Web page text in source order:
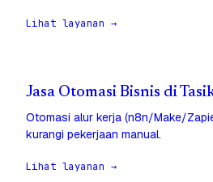
Lihat layanan →
Jasa Otomasi Bisnis di
Otomasi alur kerja (n8n/Make/
kurangi pekerjaan manual.
Lihat layanan →